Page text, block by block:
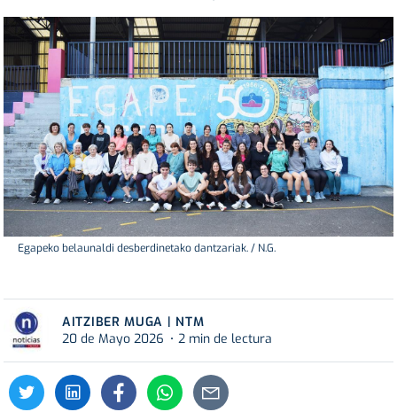
Egapeko belaunaldi desberdinetako dantzariak. / N.G.
AITZIBER MUGA | NTM
20 de Mayo 2026
2 min de lectura